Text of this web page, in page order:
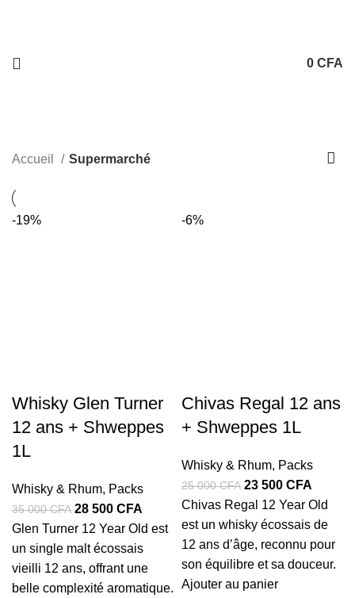
0 CFA
Accueil Supermarché
-19%
Whisky Glen Turner
12 ans + Shweppes
1L
Whisky & Rhum, Packs
35 000CFA Le
prix
initial
était :
35
28 500 CFA
prix
actuel
est :
28
Glen Turner 12 Year Old est
un single malt écossais
vieilli 12 ans, offrant une
belle complexité aromatique.
-6%
Chivas Regal 12 ans
+ Shweppes 1L
Whisky & Rhum, Packs
25 000CFA Le
prix
initial
était :
25
000 CFA.
23 500 CFA
prix
actuel
est :
23
Chivas Regal 12 Year Old
est un whisky écossais de
12 ans d’âge, reconnu pour
son équilibre et sa douceur.
Ajouter au panier